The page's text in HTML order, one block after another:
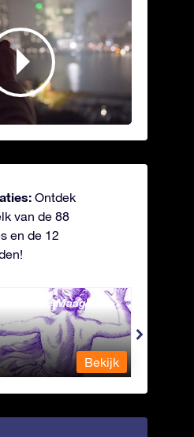
Ontdek
van de 88
en de 12
Maagd
Bekijk